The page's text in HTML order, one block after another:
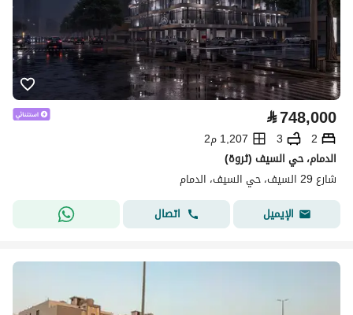
⃁748,000
2
3
1,207 م2
الدمام، حي السيف (ثروة)
شارع 29 السيف، حي السيف، الدمام
الإيميل
اتصال